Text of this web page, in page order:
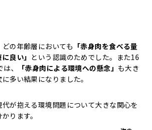
の年齢層においても 「赤身肉を食べる量
良い」 という認識のためでした。また16
、
「赤身肉による環境への懸念」 も大き
多い結果になりました。
が抱える環境問題について大きな関心を
ります。